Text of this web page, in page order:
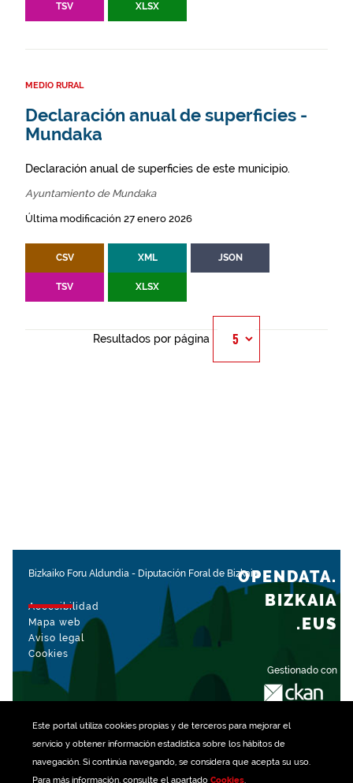
Este portal utiliza cookiespropias y de terceros para mejorar el
servicio y obtener información estadística sobre los hábitos de
navegación. Si continúa navegando, se considera que acepta su uso.
Para más información, consulte el apartado Cookies.
TSV XLSX
MEDIO RURAL
Declaración anual de superficies -
Mundaka
Declaración anual de superficies de este municipio.
Ayuntamiento de Mundaka
Última modificación 27 enero 2026
CSV XML JSON
TSV XLSX
Resultados por página
Bizkaiko Foru Aldundia - Diputación Foral de Bizkaia
Accesibilidad
Mapa web
Aviso legal
Cookies
Gestionado con
OPENDATA.
BIZKAIA
.EUS